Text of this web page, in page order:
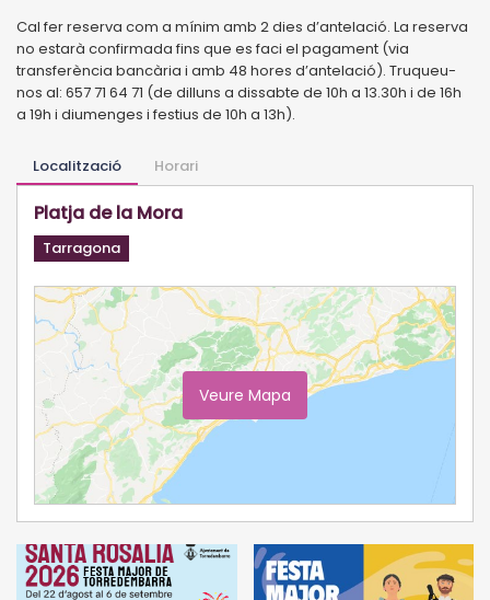
Cal fer reserva com a mínim amb 2 dies d’antelació. La reserva
no estarà confirmada fins que es faci el pagament (via
transferència bancària i amb 48 hores d’antelació). Truqueu-
nos al: 657 71 64 71 (de dilluns a dissabte de 10h a 13.30h i de 16h
a 19h i diumenges i festius de 10h a 13h).
Localització Horari
Platja de la Mora
Tarragona
Veure Mapa